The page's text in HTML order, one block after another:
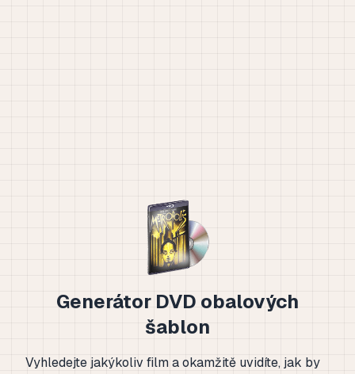
Generátor DVD obalových
šablon
Vyhledejte jakýkoliv film a okamžitě uvidíte, jak by